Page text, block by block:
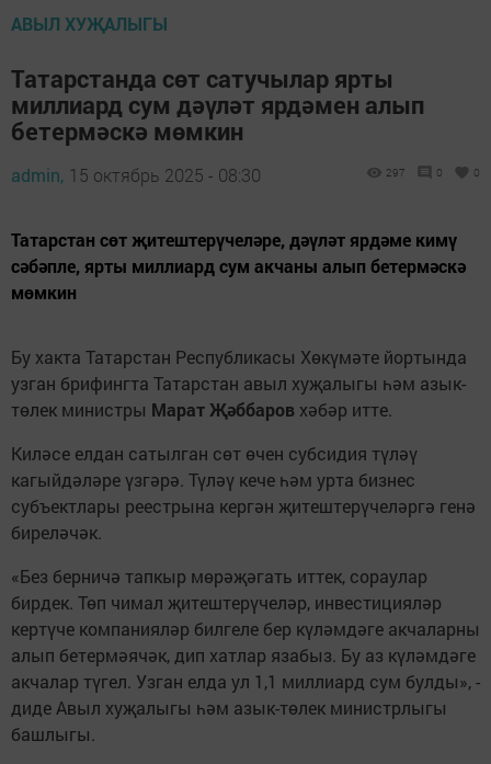
АВЫЛ ХУҖАЛЫГЫ
Татарстанда сөт сатучылар ярты
миллиард сум дәүләт ярдәмен алып
бетермәскә мөмкин
admin, 15 октябрь 2025 - 08:30 297 0 0
Татарстан сөт җитештерүчеләре, дәүләт ярдәме кимү
сәбәпле, ярты миллиард сум акчаны алып бетермәскә
мөмкин
Бу хакта Татарстан Республикасы Хөкүмәте йортында
узган брифингта Татарстан авыл хуҗалыгы һәм азык-
төлек министры Марат Җәббаров хәбәр итте.
Киләсе елдан сатылган сөт өчен субсидия түләү
кагыйдәләре үзгәрә. Түләү кече һәм урта бизнес
субъектлары реестрына кергән җитештерүчеләргә генә
биреләчәк.
«Без берничә тапкыр мөрәҗәгать иттек, сораулар
бирдек. Төп чимал җитештерүчеләр, инвестицияләр
кертүче компанияләр билгеле бер күләмдәге акчаларны
алып бетермәячәк, дип хатлар язабыз. Бу аз күләмдәге
акчалар түгел. Узган елда ул 1,1 миллиард сум булды», -
диде Авыл хуҗалыгы һәм азык-төлек министрлыгы
башлыгы.